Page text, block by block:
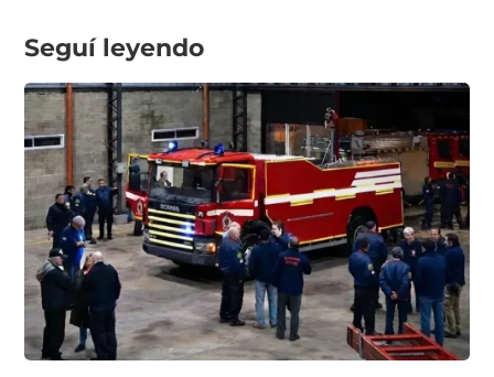
Seguí leyendo